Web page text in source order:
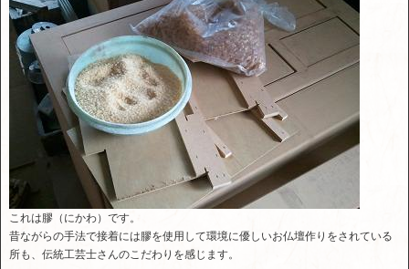
これは膠（にかわ）です。
昔ながらの手法で接着には膠を使用して環境に優しいお仏壇作りをされている
所も、伝統工芸士さんのこだわりを感じます。